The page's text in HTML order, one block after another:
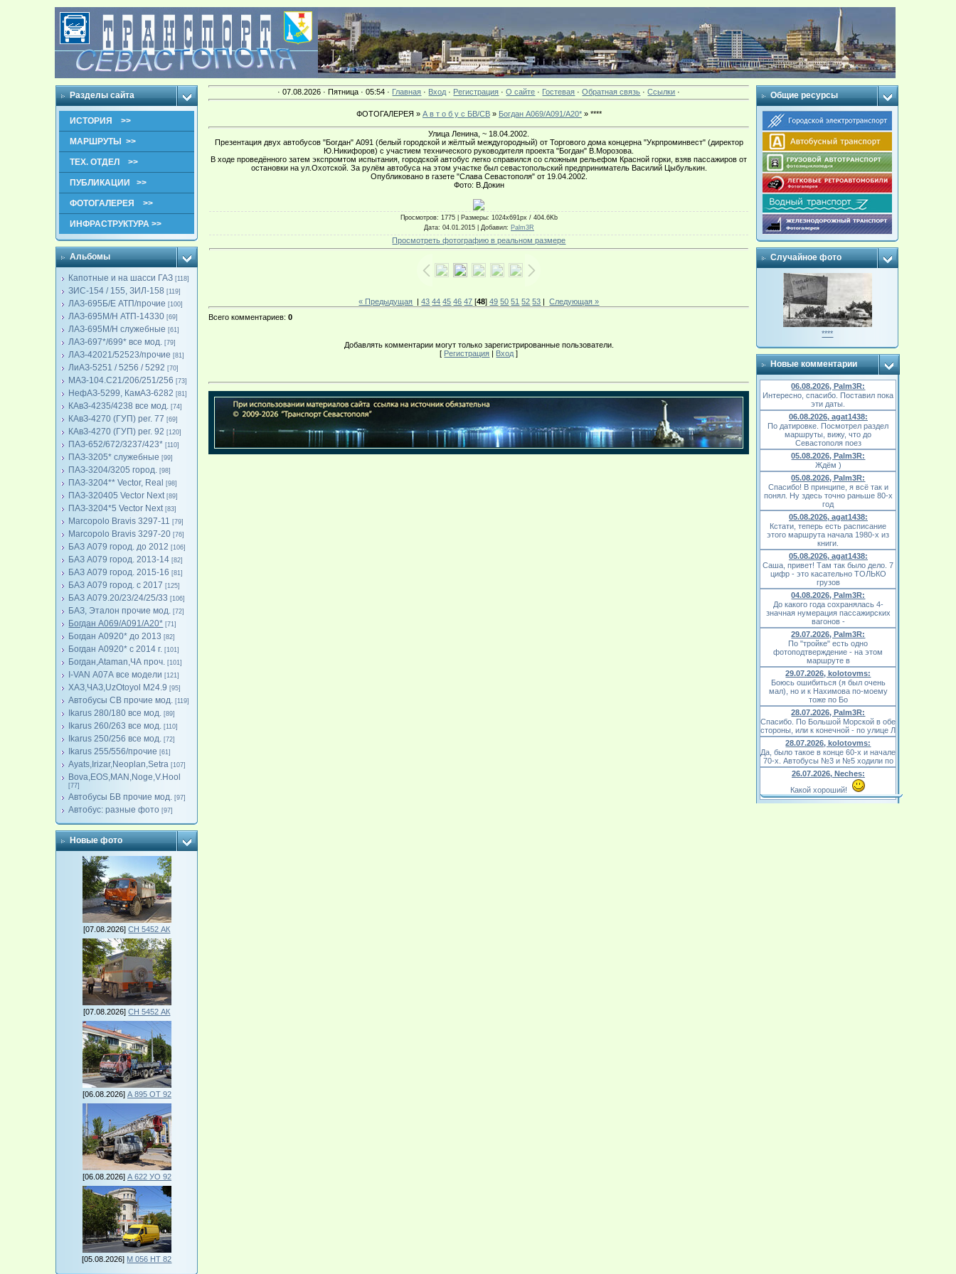
Разделы сайта
ИСТОРИЯ >>
МАРШРУТЫ >>
ТЕХ. ОТДЕЛ >>
ПУБЛИКАЦИИ >>
ФОТОГАЛЕРЕЯ >>
ИНФРАСТРУКТУРА >>
Альбомы
Капотные и на шасси ГАЗ [118]
ЗИС-154 / 155, ЗИЛ-158 [119]
ЛАЗ-695Б/Е АТП/прочие [100]
ЛАЗ-695М/Н АТП-14330 [69]
ЛАЗ-695М/Н служебные [61]
ЛАЗ-697*/699* все мод. [79]
ЛАЗ-42021/52523/прочие [81]
ЛиАЗ-5251 / 5256 / 5292 [70]
МАЗ-104.C21/206/251/256 [73]
НефАЗ-5299, КамАЗ-6282 [81]
КАвЗ-4235/4238 все мод. [74]
КАвЗ-4270 (ГУП) рег. 77 [69]
КАвЗ-4270 (ГУП) рег. 92 [120]
ПАЗ-652/672/3237/423* [110]
ПАЗ-3205* служебные [99]
ПАЗ-3204/3205 город. [98]
ПАЗ-3204** Vector, Real [98]
ПАЗ-320405 Vector Next [89]
ПАЗ-3204*5 Vector Next [83]
Marcopolo Bravis 3297-11 [79]
Marcopolo Bravis 3297-20 [76]
БАЗ А079 город. до 2012 [106]
БАЗ А079 город. 2013-14 [82]
БАЗ А079 город. 2015-16 [81]
БАЗ А079 город. с 2017 [125]
БАЗ А079.20/23/24/25/33 [106]
БАЗ, Эталон прочие мод. [72]
Богдан А069/А091/А20* [71]
Богдан А0920* до 2013 [82]
Богдан А0920* с 2014 г. [101]
Богдан,Ataman,ЧА проч. [101]
I-VAN А07А все модели [121]
ХАЗ,ЧАЗ,UzOtoyol M24.9 [95]
Автобусы СВ прочие мод. [119]
Ikarus 280/180 все мод. [89]
Ikarus 260/263 все мод. [110]
Ikarus 250/256 все мод. [72]
Ikarus 255/556/прочие [61]
Ayats,Irizar,Neoplan,Setra [107]
Bova,EOS,MAN,Noge,V.Hool
[77]
Автобусы БВ прочие мод. [97]
Автобус: разные фото [97]
Новые фото
[07.08.2026]СН 5452 АК
[07.08.2026]СН 5452 АК
[06.08.2026] А 895 ОТ 92
[06.08.2026] А 622 УО 92
[05.08.2026] М 056 НТ 82
· 07.08.2026 · Пятница · 05:54 · Главная · Вход · Регистрация ·О сайте · Гостевая ·Обратная связь ·Ссылки ·
ФОТОГАЛЕРЕЯ » А в т о б у с БВ/СВ» Богдан А069/А091/А20*» ****
Улица Ленина, ~ 18.04.2002.
Презентация двух автобусов "Богдан" А091 (белый городской и жёлтый междугородный) от Торгового дома концерна "Укрпроминвест" (директор
Ю.Никифоров) с участием технического руководителя проекта "Богдан" В.Морозова.
В ходе проведённого затем экспромтом испытания, городской автобус легко справился со сложным рельефом Красной горки, взяв пассажиров от
остановки на ул.Охотской. За рулём автобуса на этом участке был севастопольский предприниматель Василий Цыбулькин.
Опубликовано в газете "Слава Севастополя" от 19.04.2002.
Фото: В.Докин
Просмотров: 1775 | Размеры: 1024x691px / 404.6Kb
Дата: 04.01.2015 | Добавил: Palm3R
Просмотреть фотографию в реальном размере
« Предыдущая |43 44 45 46 47 [48]49 50 51 52 53 |Следующая »
Всего комментариев:0
Добавлять комментарии могут только зарегистрированные пользователи.
[ Регистрация | Вход ]
Общие ресурсы
Случайное фото
****
Новые комментарии
06.08.2026, Palm3R:
Интересно, спасибо. Поставил пока
эти даты.
06.08.2026, agat1438:
По датировке. Посмотрел раздел
маршруты, вижу, что до
Севастополя поез
05.08.2026, Palm3R:
Ждём )
05.08.2026, Palm3R:
Спасибо! В принципе, я всё так и
понял. Ну здесь точно раньше 80-х
год
05.08.2026, agat1438:
Кстати, теперь есть расписание
этого маршрута начала 1980-х из
книги.
05.08.2026, agat1438:
Саша, привет! Там так было дело. 7
цифр - это касательно ТОЛЬКО
грузов
04.08.2026, Palm3R:
До какого года сохранялась 4-
значная нумерация пассажирских
вагонов -
29.07.2026, Palm3R:
По "тройке" есть одно
фотоподтверждение - на этом
маршруте в
29.07.2026, kolotovms:
Боюсь ошибиться (я был очень
мал), но и к Нахимова по-моему
тоже по Бо
28.07.2026, Palm3R:
Спасибо. По Большой Морской в обе
стороны, или к конечной - по улице Л
28.07.2026, kolotovms:
Да, было такое в конце 60-х и начале
70-х. Автобусы №3 и №5 ходили по
26.07.2026, Neches:
Какой хороший!